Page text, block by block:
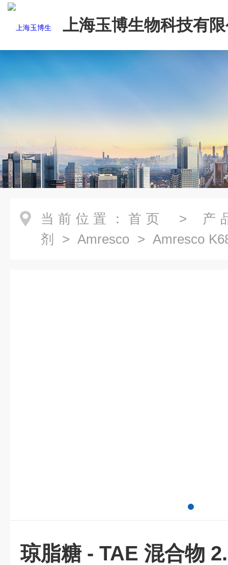
上海玉博生物科技有
当前位置： 首页 > 产
剂
> Amresco > Amresco
琼脂糖 - TAE 混合物